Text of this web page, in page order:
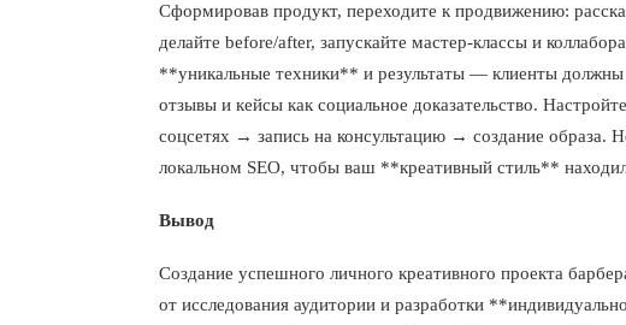
Сформировав продукт, переходите к продвижению:
делайте before/after, запускайте мастер-классы и
**уникальные техники** и результаты — клиенты должны
отзывы и кейсы как социальное доказательство.
соцсетях → запись на консультацию → создание образа.
локальном SEO, чтобы ваш **креативный стиль**
Вывод
Создание успешного личного креативного проекта
от исследования аудитории и разработки